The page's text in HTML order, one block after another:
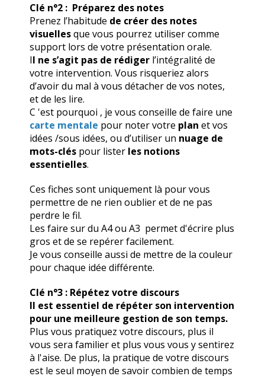
Clé n°2 : Préparez des notes
Prenez l’habitude de créer des notes
visuellesque vous pourrez utiliser comme
support lors de votre présentation orale.
Il ne s’agit pas de rédiger l’intégralité de
votre intervention. Vous risqueriez alors
d’avoir du mal à vous détacher de vos notes,
et de les lire.
C 'est pourquoi , je vous conseille de faire une
carte mentale pour noter votre plan et vos
idées /sous idées, ou d’utiliser un nuage de
mots-clés pour lister les notions
essentielles.
Ces fiches sont uniquement là pour vous
permettre de ne rien oublier et de ne pas
perdre le fil.
Les faire sur du A4 ou A3 permet d'écrire plus
gros et de se repérer facilement.
Je vous conseille aussi de mettre de la couleur
pour chaque idée différente.
Clé n°3 : Répétez votre discours
Il est essentiel de répéter son intervention
pour une meilleure gestion de son temps.
Plus vous pratiquez votre discours, plus il
vous sera familier et plus vous vous y sentirez
à l'aise. De plus, la pratique de votre discours
est le seul moyen de savoir combien de temps